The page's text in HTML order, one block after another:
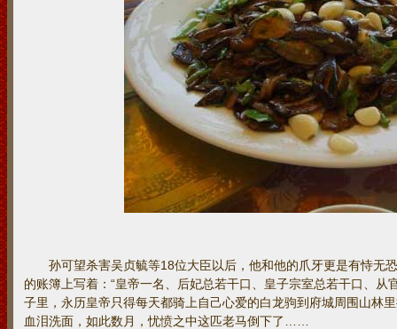
孙可望杀害吴贞毓等18位大臣以后，他和他的爪牙更是有恃无
的账簿上写着：“皇帝一名、后妃总若干口、皇子宗室总若干口、从
子里，永历皇帝只得每天都骑上自己心爱的白龙驹到府城周围山林
血泪洗面，如此数月，忧愤之中这匹老马倒下了……